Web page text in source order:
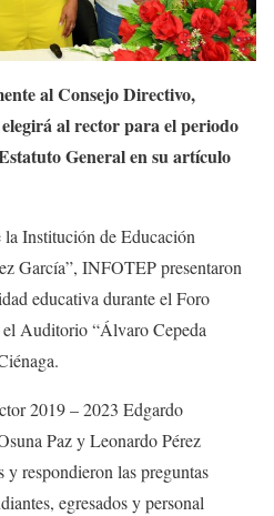
al Consejo Directivo,
al rector para el periodo
General en su artículo
la Institución de Educación
García”, INFOTEP presentaron
educativa durante el Foro
Auditorio “Álvaro Cepeda
2019 – 2023 Edgardo
Paz y Leonardo Pérez
y respondieron las preguntas
egresados y personal